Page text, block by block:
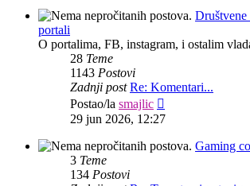
Društvene
portali
O portalima, FB, instagram, i ostalim
28 Teme
1143 Postovi
Zadnji post Re: Komentari...
Postao/la smajlic
post
29 jun 2026, 12:27
Gaming
3 Teme
134 Postovi